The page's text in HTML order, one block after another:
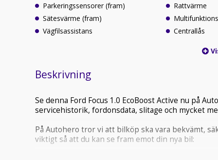
Parkeringssensorer (fram)
Sätesvärme (fram)
Vägfilsassistans
Rattvärme
Centrallås
Beskrivning
Se denna Ford Focus 1.0 EcoBoost Active nu på
servicehistorik, fordonsdata, slitage och mycket
På Autohero tror vi att bilköp ska vara bekvämt,
viktigt så att du kan se fram emot din nya bil: